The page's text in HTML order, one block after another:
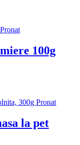
100g
la pet